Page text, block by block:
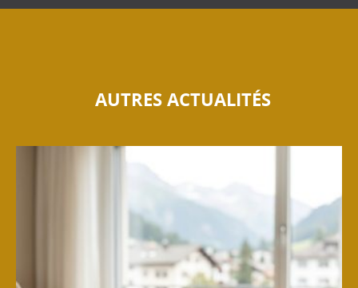
AUTRES ACTUALITÉS